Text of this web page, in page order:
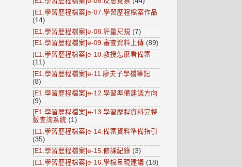
[E1.學習歷程檔案]e-07.學習歷程檔案作品
(14)
[E1.學習歷程檔案]e-08.評量尺規 (7)
[E1.學習歷程檔案]e-09.審查資料上傳 (89)
[E1.學習歷程檔案]e-10.教授怎麼看備審
(11)
[E1.學習歷程檔案]e-11.廖夫子學檔筆記
(8)
[E1.學習歷程檔案]e-12.學習準備建議方向
(9)
[E1.學習歷程檔案]e-13.學習歷程資料完整
版查詢系統 (1)
[E1.學習歷程檔案]e-14.備審資料準備指引
(35)
[E1.學習歷程檔案]e-15.修課紀錄 (3)
[E1.學習歷程檔案]e-16.學檔呈現建議 (18)